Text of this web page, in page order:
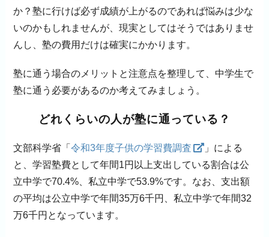
か？塾に行けば必ず成績が上がるのであれば悩みは少な
いのかもしれませんが、現実としてはそうではありませ
んし、塾の費用だけは確実にかかります。
塾に通う場合のメリットと注意点を整理して、中学生で
塾に通う必要があるのか考えてみましょう。
どれくらいの人が塾に通っている？
文部科学省「令和3年度子供の学習費調査
」による
と、学習塾費として年間1円以上支出している割合は公
立中学で70.4%、私立中学で53.9%です。なお、支出額
の平均は公立中学で年間35万6千円、私立中学で年間32
万6千円となっています。